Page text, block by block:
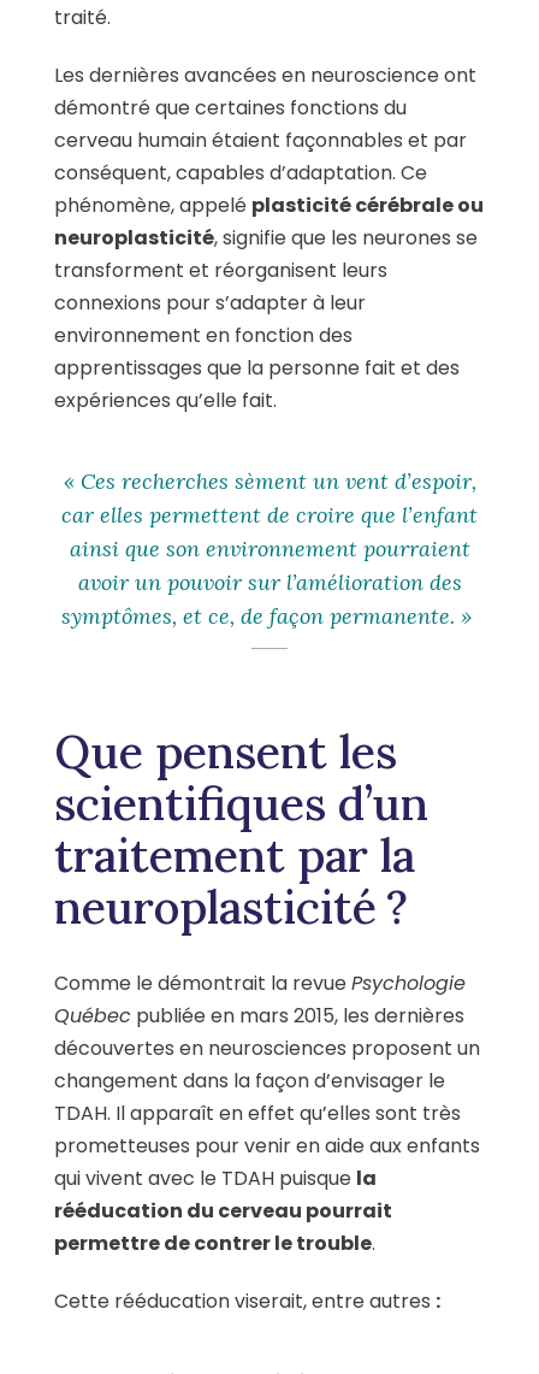
traité.
Les dernières avancées en neuroscience ont
démontré que certaines fonctions du
cerveau humain étaient façonnables et par
conséquent, capables d’adaptation. Ce
phénomène, appelé plasticité cérébrale ou
neuroplasticité, signifie que les neurones se
transforment et réorganisent leurs
connexions pour s’adapter à leur
environnement en fonction des
apprentissages que la personne fait et des
expériences qu’elle fait.
« Ces recherches sèment un vent d’espoir,
car elles permettent de croire que l’enfant
ainsi que son environnement pourraient
avoir un pouvoir sur l’amélioration des
symptômes, et ce, de façon permanente. »
Que pensent les
scientifiques d’un
traitement par la
neuroplasticité ?
Comme le démontrait la revuePsychologie
Québec publiée en mars 2015, les dernières
découvertes en neurosciences proposent un
changement dans la façon d’envisager le
TDAH. Il apparaît en effet qu’elles sont très
prometteuses pour venir en aide aux enfants
qui vivent avec le TDAH puisque la
rééducation du cerveau pourrait
permettre de contrer le trouble.
Cette rééducation viserait, entre autres :